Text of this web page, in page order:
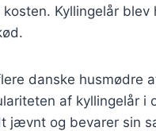
Kyllingelår
danske husmødre
af kyllingelår i
jævnt og bevarer sin